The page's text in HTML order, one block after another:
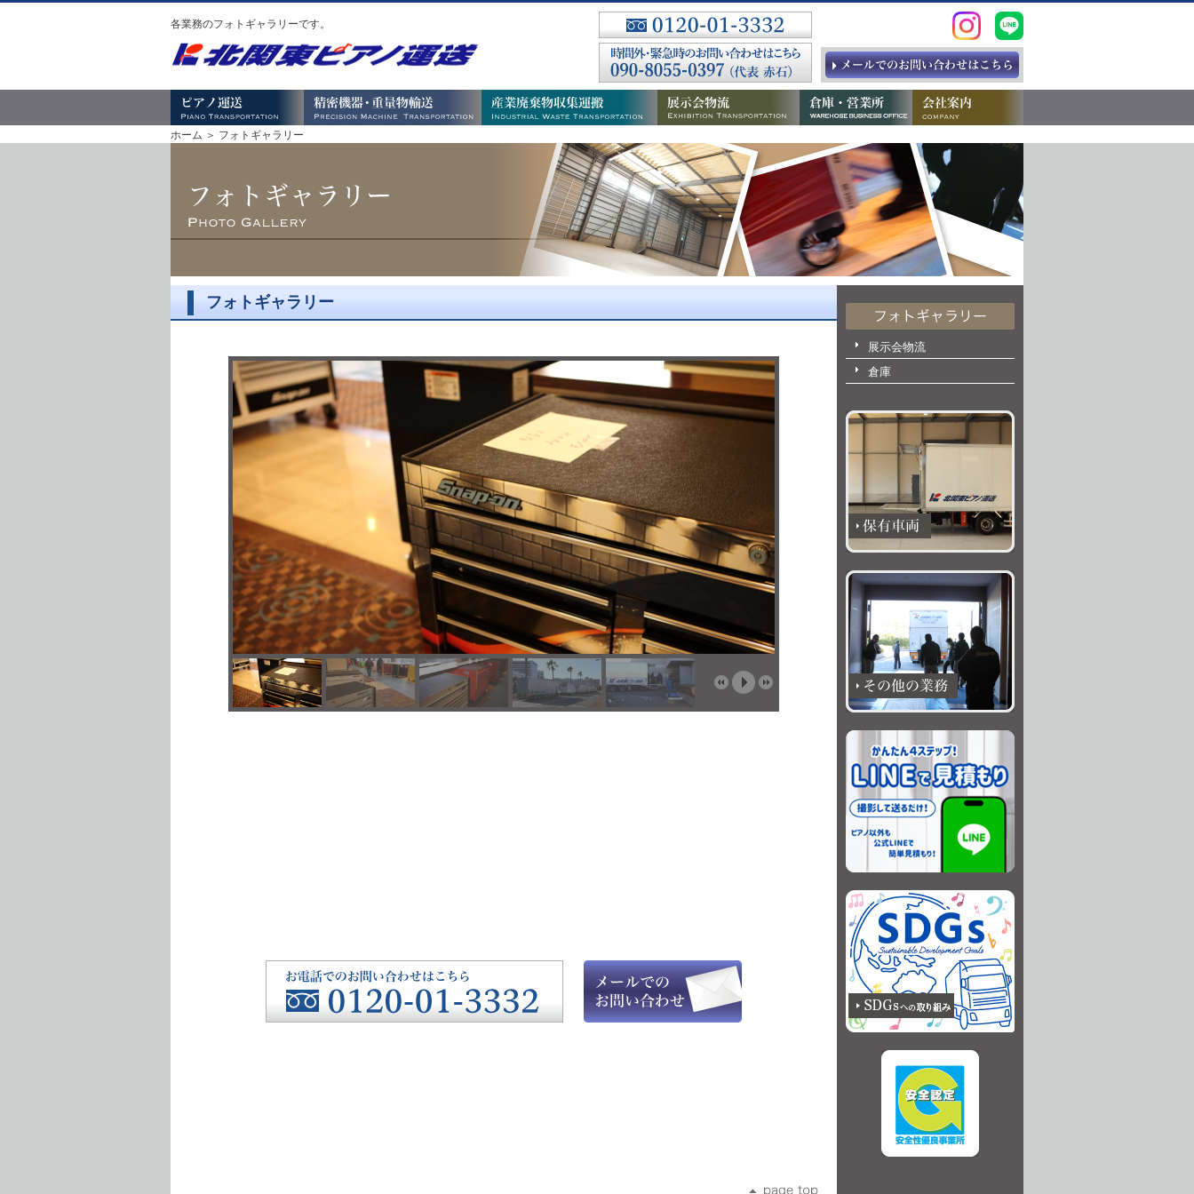
各業務のフォトギャラリーです。
ホーム ＞ フォトギャラリー
フォトギャラリー
展示会物流
倉庫